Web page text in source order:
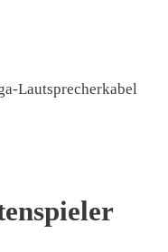
Lautsprecherkabel